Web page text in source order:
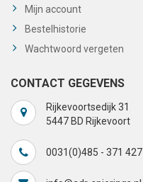
Mijn account
Bestelhistorie
Wachtwoord vergeten
CONTACT GEGEVENS
Rijkevoortsedijk 31
5447 BD Rijkevoort
0031(0)485 - 371 427